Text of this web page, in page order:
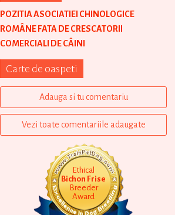
POZITIA ASOCIATIEI CHINOLOGICE
ROMÂNE FATA DE CRESCATORII
COMERCIALI DE CÂINI
Carte de oaspeti
Adauga si tu comentariu
Vezi toate comentariile adaugate
Ethical
Bichon Frise
Breeder
Award